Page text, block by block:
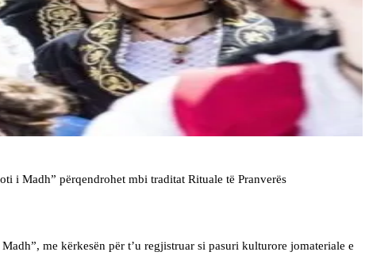
i Madh” përqendrohet mbi traditat Rituale të Pranverës
me kërkesën për t’u regjistruar si pasuri kulturore jomateriale e